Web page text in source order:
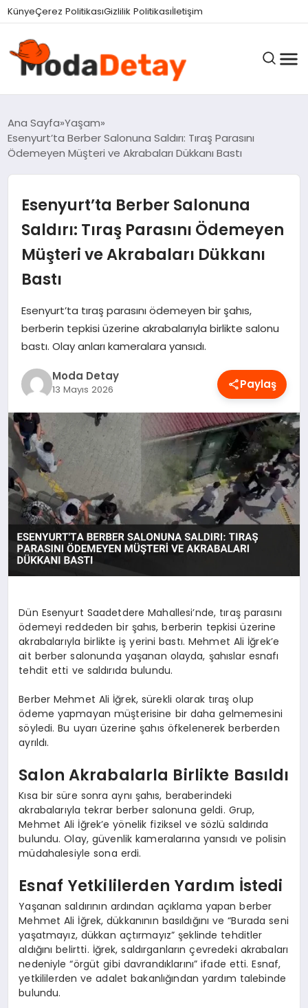
felix markets 360
felix markets yatırım
felix markets pro
felix markets
felix markets app
KünyeÇerez PolitikasıGizlilik Politikasıİletişim
GÜNDEM
DÜNYA
EĞITIM
EKONOMI
MAGAZIN
SAĞLIK
SPOR
TEKNOLOJI
YAŞAM
Ana Sayfa Yaşam
Esenyurt’ta Berber Salonuna Saldırı: Tıraş Parasını
Ödemeyen Müşteri ve Akrabaları Dükkanı Bastı
Esenyurt’ta Berber Salonuna
Saldırı: Tıraş Parasını Ödemeyen
Müşteri ve Akrabaları Dükkanı
Bastı
Esenyurt’ta tıraş parasını ödemeyen bir şahıs,
berberin tepkisi üzerine akrabalarıyla birlikte salonu
bastı. Olay anları kameralara yansıdı.
Moda Detay
13 Mayıs 2026 Paylaş
Dün Esenyurt Saadetdere Mahallesi’nde, tıraş parasını
ödemeyi reddeden bir şahıs, berberin tepkisi üzerine
akrabalarıyla birlikte iş yerini bastı. Mehmet Ali İğrek’e
ait berber salonunda yaşanan olayda, şahıslar esnafı
tehdit etti ve saldırıda bulundu.
Berber Mehmet Ali İğrek, sürekli olarak tıraş olup
ödeme yapmayan müşterisine bir daha gelmemesini
söyledi. Bu uyarı üzerine şahıs öfkelenerek berberden
ayrıldı.
Salon Akrabalarla Birlikte Basıldı
Kısa bir süre sonra aynı şahıs, beraberindeki
akrabalarıyla tekrar berber salonuna geldi. Grup,
Mehmet Ali İğrek’e yönelik fiziksel ve sözlü saldırıda
bulundu. Olay, güvenlik kameralarına yansıdı ve polisin
müdahalesiyle sona erdi.
Esnaf Yetkililerden Yardım İstedi
Yaşanan saldırının ardından açıklama yapan berber
Mehmet Ali İğrek, dükkanının basıldığını ve “Burada seni
yaşatmayız, dükkan açtırmayız” şeklinde tehditler
aldığını belirtti. İğrek, saldırganların çevredeki akrabaları
nedeniyle “örgüt gibi davrandıklarını” ifade etti. Esnaf,
yetkililerden ve adalet bakanlığından yardım talebinde
bulundu.